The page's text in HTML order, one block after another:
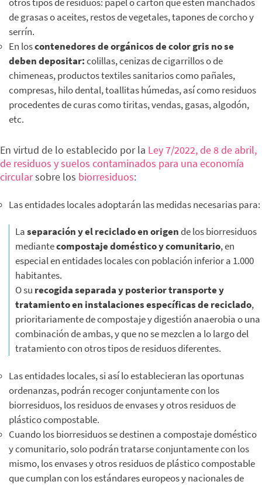
de grasas o aceites, restos de vegetales, tapones de corcho y
serrín.
En loscontenedores de orgánicos de color gris no se
deben depositar:colillas, cenizas de cigarrillos o de
chimeneas, productos textiles sanitarios como pañales,
compresas, hilo dental, toallitas húmedas, así como residuos
procedentes de curas como tiritas, vendas, gasas, algodón,
etc.
En virtud de lo establecido por la Ley 7/2022, de 8 de abril,
de residuos y suelos contaminados para una economía
circularsobre los biorresiduos:
Las entidades locales adoptarán las medidas necesarias para:
Laseparación y el reciclado en origende los biorresiduos
mediantecompostaje doméstico y comunitario, en
especial en entidades locales con población inferior a 1.000
habitantes.
O su recogida separada y posterior transporte y
tratamientoen instalaciones específicas de reciclado,
prioritariamente de compostaje y digestión anaerobia o una
combinación de ambas, y que no se mezclen a lo largo del
tratamiento con otros tipos de residuos diferentes.
Las entidades locales, si así lo establecieran las oportunas
ordenanzas, podrán recoger conjuntamente con los
biorresiduos, los residuos de envases y otros residuos de
plástico compostable.
Cuando los biorresiduos se destinen a compostaje doméstico
y comunitario, solo podrán tratarse conjuntamente con los
mismo, los envases y otros residuos de plástico compostable
que cumplan con los estándares europeos y nacionales de